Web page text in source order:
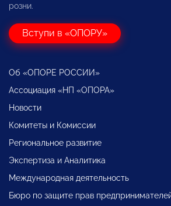
розни.
Вступи в «ОПОРУ»
Об «ОПОРЕ РОССИИ»
Ассоциация «НП «ОПОРА»
Новости
Комитеты и Комиссии
Региональное развитие
Экспертиза и Аналитика
Международная деятельность
Бюро по защите прав